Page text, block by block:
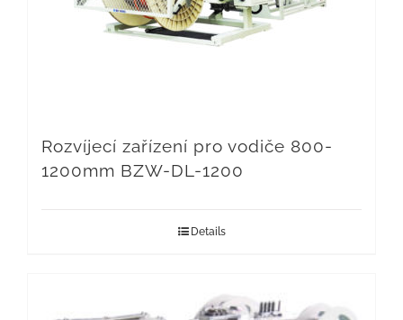
Rozvíjecí zařízení pro vodiče 800-
1200mm BZW-DL-1200
Details